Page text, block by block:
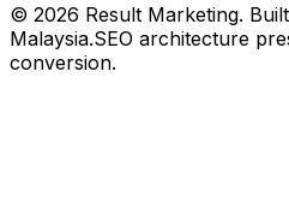
© 2026 Result Marketing.
Malaysia.SEO architecture
conversion.